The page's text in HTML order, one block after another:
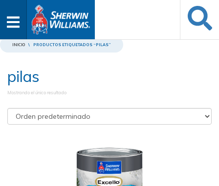
INICIO \ PRODUCTOS ETIQUETADOS “PILAS”
pilas
Mostrando el único resultado